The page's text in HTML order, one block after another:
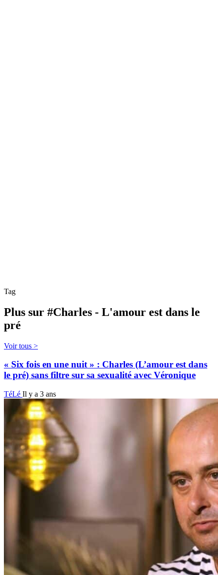
Tag
Plus sur #Charles - L'amour est dans le
pré
Voir tous >
« Six fois en une nuit » : Charles (L’amour est dans
le pré) sans filtre sur sa sexualité avec Véronique
TéLé Il y a 3 ans